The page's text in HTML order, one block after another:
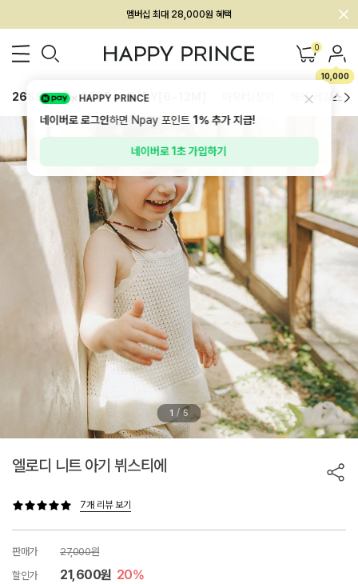
회원전용 아울렛, 가입하면 ~60% 할인!
멤버십 최대 28,000원 혜택 0
10,000
26SS 신상 BEST BABY[6~12M] 하의/레깅스
1 / 5
엘로디 니트 아기 뷔스티에
7개 리뷰 보기
판매가
27,000원
할인가
21,600원 20%
HAPPY PRINCE
네이버로 로그인하면 Npay 포인트1%추가 지급!
네이버로 1초 가입하기